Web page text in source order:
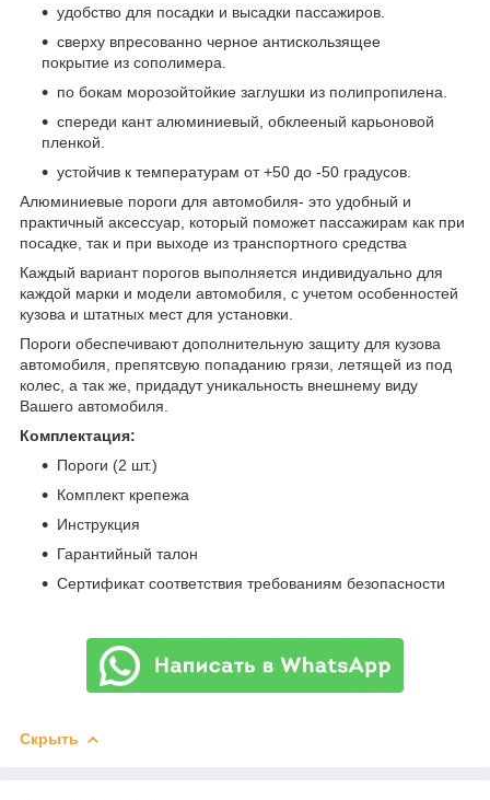
удобство для посадки и высадки пассажиров.
сверху впресованно черное антискользящее
покрытие из сополимера.
по бокам морозойтойкие заглушки из полипропилена.
спереди кант алюминиевый, обклееный карьоновой
пленкой.
устойчив к температурам от +50 до -50 градусов.
Алюминиевые пороги для автомобиля- это удобный и
практичный аксессуар, который поможет пассажирам как при
посадке, так и при выходе из транспортного средства
Каждый вариант порогов выполняется индивидуально для
каждой марки и модели автомобиля, с учетом особенностей
кузова и штатных мест для установки.
Пороги обеспечивают дополнительную защиту для кузова
автомобиля, препятсвую попаданию грязи, летящей из под
колес, а так же, придадут уникальность внешнему виду
Вашего автомобиля.
Комплектация:
Пороги (2 шт.)
Комплект крепежа
Инструкция
Гарантийный талон
Сертификат соответствия требованиям безопасности
Скрыть